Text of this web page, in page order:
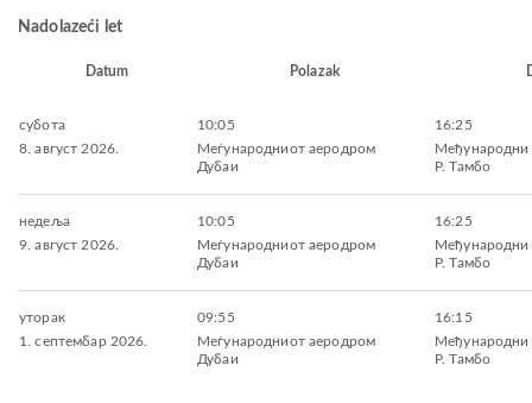
Nadolazeći let
Datum Polazak
субота
8. август 2026.
10:05
Меѓународниот аеродром
Дубаи
16:25
Р. Тамбо
недеља
9. август 2026.
10:05
Меѓународниот аеродром
Дубаи
16:25
Р. Тамбо
уторак
1. септембар 2026.
09:55
Меѓународниот аеродром
Дубаи
16:15
Р. Тамбо